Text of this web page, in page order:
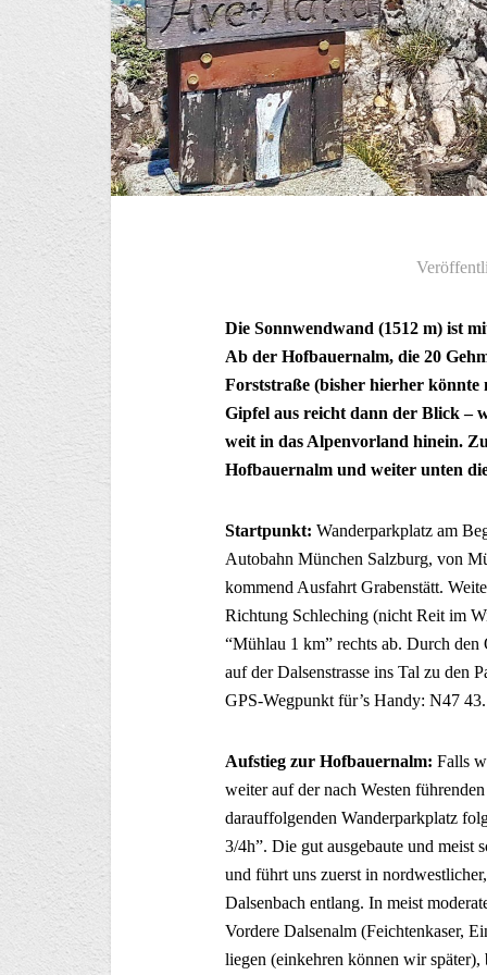
Die Sonnwendwand (1512 m) ist
Ab der Hofbauernalm, die 20
Forststraße (bisher hierher
Gipfel aus reicht dann der Blick –
weit in das Alpenvorland hinein.
Hofbauernalm und weiter unten
Startpunkt: Wanderparkplatz am
Autobahn München Salzburg, von
kommend Ausfahrt Grabenstätt.
Richtung Schleching (nicht Reit im
“Mühlau 1 km” rechts ab. Durch den
auf der Dalsenstrasse ins Tal zu den
GPS-Wegpunkt für’s Handy: N47
Aufstieg zur Hofbauernalm: Falls
weiter auf der nach Westen
darauffolgenden Wanderparkplatz
3/4h”. Die gut ausgebaute und meist
und führt uns zuerst in
Dalsenbach entlang. In meist
Vordere Dalsenalm (Feichtenkaser,
liegen (einkehren können wir